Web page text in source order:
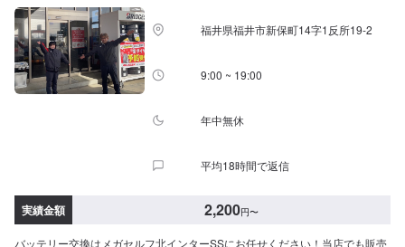
福井県福井市新保町14字1反所19-2
9:00 ~ 19:00
年中無休
平均18時間で返信
実績金額 2,200円〜
バッテリー交換はメガセルフ北インターSSにお任せください！当店でも販売